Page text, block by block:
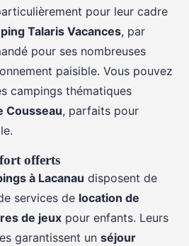
pour leur cadre
Talaris Vacances, par
pour ses nombreuses
paisible. Vous pouvez
campings thématiques
Cousseau, parfaits pour
offerts
à Lacanau disposent de
services de location de
de jeux pour enfants. Leurs
garantissent un séjour